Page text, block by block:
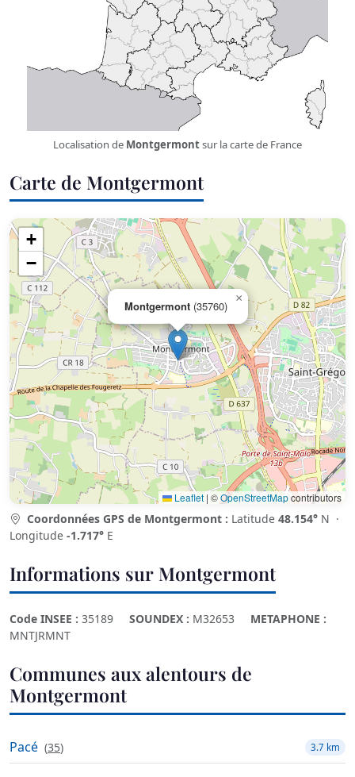
Localisation de Montgermontsur la carte de France
Carte de Montgermont
Montgermont (35760)
×
+
−
Leaflet | ©OpenStreetMapcontributors
Coordonnées GPS de Montgermont : Latitude 48.154° N ·
Longitude -1.717° E
Informations sur Montgermont
Code INSEE : 35189 SOUNDEX : M32653
METAPHONE :
MNTJRMNT
Communes aux alentours de
Montgermont
Pacé (35) 3.7 km